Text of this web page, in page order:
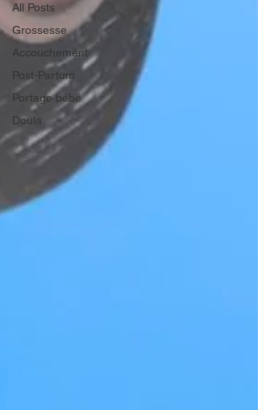
All Posts
Grossesse
Accouchement
Post-Partum
Portage bébé
Doula